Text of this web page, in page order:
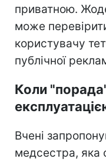
приватною.
може
користувачу
публічної
Коли
Вчені
медсестра, яка